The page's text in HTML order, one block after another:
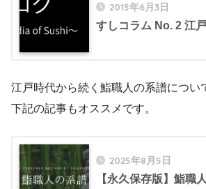
2015年6月3日
すしコラム No. 2 江
江戸時代から続く鮨職人の系譜につい
下記の記事もオススメです。
2025年8月5日
【永久保存版】鮨職